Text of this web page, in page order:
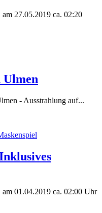
27.05.2019 ca. 02:20
Ulmen
- Ausstrahlung auf...
01.04.2019 ca. 02:00 Uhr